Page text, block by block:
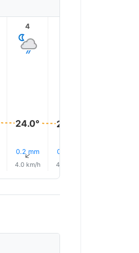
4
24.0°
0.2 mm
↑
4.0 km/h
24.0°
0.6 mm
4.0 km/h